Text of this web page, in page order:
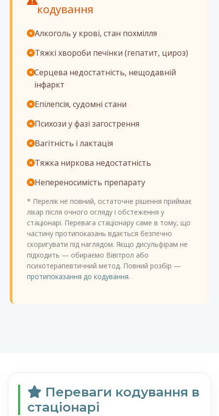
кодування
Алкоголь у крові, стан похмілля
Тяжкі хвороби печінки (гепатит, цироз)
Серцева недостатність, нещодавній
інфаркт
Епілепсія, судомні стани
Психози у фазі загострення
Вагітність і лактація
Тяжка ниркова недостатність
Непереносимість препарату
* Перелік не повний, остаточне рішення приймає
лікар після очного огляду і обстеження у
стаціонарі. Перевага стаціонару саме в тому, що
частину протипоказань вдається безпечно
скоригувати під наглядом. Якщо дисульфірам не
підходить — обираємо Вівітрол або
психотерапевтичний метод. Повний розбір —
протипоказання до кодування.
Переваги кодування в
стаціонарі